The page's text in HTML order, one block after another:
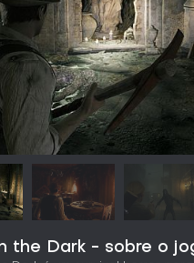
the Dark - sobre o